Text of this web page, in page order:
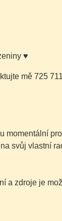
♥
mě 725
momentální
svůj vlastní
a zdroje je